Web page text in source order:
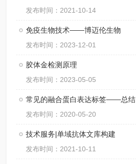
发布时间：2021-10-14
免疫生物技术——博迈伦生物
发布时间：2023-12-01
胶体金检测原理
发布时间：2023-05-05
常见的融合蛋白表达标签——总结
发布时间：2020-05-20
技术服务|单域抗体文库构建
发布时间：2021-10-11